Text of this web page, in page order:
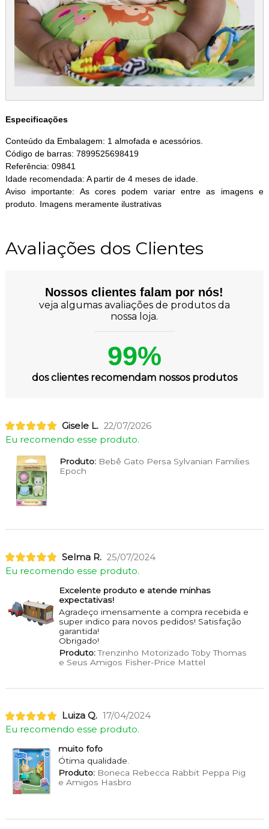
Especificações
Conteúdo da Embalagem: 1 almofada e acessórios.
Código de barras: 7899525698419
Referência: 09841
Idade recomendada: A partir de 4 meses de idade.
Aviso importante: As cores podem variar entre as imagens e
produto. Imagens meramente ilustrativas
Avaliações dos Clientes
Nossos clientes falam por nós!
veja algumas avaliações de produtos da
nossa loja.
99%
dos clientes recomendam nossos produtos
Gisele L. 22/07/2026
Eu recomendo esse produto.
Produto:Bebê Gato Persa Sylvanian Families
Epoch
Selma R. 25/07/2024
Eu recomendo esse produto.
Excelente produto e atende minhas
expectativas!
Agradeço imensamente a compra recebida e
super indico para novos pedidos! Satisfação
garantida!
Obrigado!
Produto:Trenzinho Motorizado Toby Thomas
e Seus Amigos Fisher-Price Mattel
Luiza Q. 17/04/2024
Eu recomendo esse produto.
muito fofo
Ótima qualidade.
Produto:Boneca Rebecca Rabbit Peppa Pig
e Amigos Hasbro